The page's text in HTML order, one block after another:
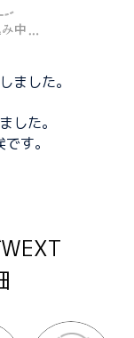
ました。
した。
す。